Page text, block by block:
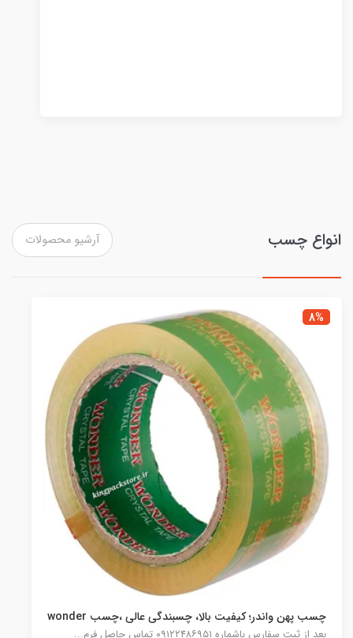
انواع چسب آرشیو محصولات
18%
چسب پهن تاپرول بی صدا کارتن ۳۶ حلقه‌ای
270,000 222,000 تومان